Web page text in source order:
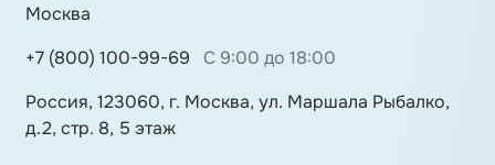
Москва
+7 (800) 100-99-69
С 9:00 до 18:00
Россия, 123060, г. Москва, ул. Маршала Рыбалко,
д.2, стр. 8, 5 этаж